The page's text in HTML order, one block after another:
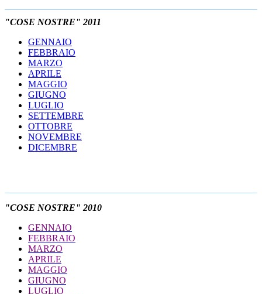
"COSE NOSTRE" 2011
GENNAIO
FEBBRAIO
MARZO
APRILE
MAGGIO
GIUGNO
LUGLIO
SETTEMBRE
OTTOBRE
NOVEMBRE
DICEMBRE
"COSE NOSTRE" 2010
GENNAIO
FEBBRAIO
MARZO
APRILE
MAGGIO
GIUGNO
LUGLIO